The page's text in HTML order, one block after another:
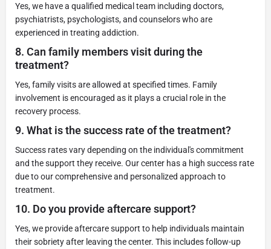
Yes, we have a qualified medical team including doctors,
psychiatrists, psychologists, and counselors who are
experienced in treating addiction.
8. Can family members visit during the
treatment?
Yes, family visits are allowed at specified times. Family
involvement is encouraged as it plays a crucial role in the
recovery process.
9. What is the success rate of the treatment?
Success rates vary depending on the individual's commitment
and the support they receive. Our center has a high success rate
due to our comprehensive and personalized approach to
treatment.
10. Do you provide aftercare support?
Yes, we provide aftercare support to help individuals maintain
their sobriety after leaving the center. This includes follow-up